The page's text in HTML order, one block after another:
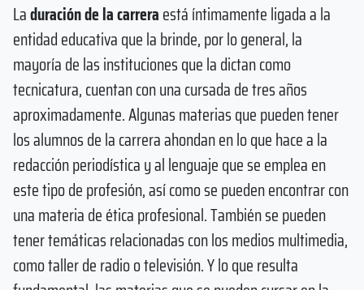
Laduración de la carreraestá íntimamente ligada a la
entidad educativa que la brinde, por lo general, la
mayoría de las instituciones que la dictan como
tecnicatura, cuentan con una cursada de tres años
aproximadamente. Algunas materias que pueden tener
los alumnos de la carrera ahondan en lo que hace a la
redacción periodística y al lenguaje que se emplea en
este tipo de profesión, así como se pueden encontrar con
una materia de ética profesional. También se pueden
tener temáticas relacionadas con los medios multimedia,
como taller de radio o televisión. Y lo que resulta